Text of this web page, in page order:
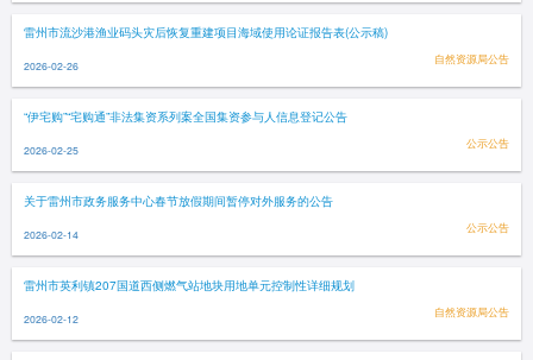
雷州市流沙港渔业码头灾后恢复重建项目海域使用论证报告表(公示稿)
2026-02-26 自然资源局公告
“伊宅购”“宅购通”非法集资系列案全国集资参与人信息登记公告
2026-02-25 公示公告
关于雷州市政务服务中心春节放假期间暂停对外服务的公告
2026-02-14 公示公告
雷州市英利镇207国道西侧燃气站地块用地单元控制性详细规划
2026-02-12 自然资源局公告